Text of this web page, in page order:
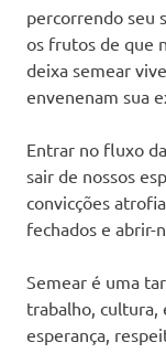
percorrendo seu
os frutos de que
deixa semear
envenenam sua
Entrar no fluxo
sair de nossos
convicções
fechados e abrir-
Semear é uma
trabalho, cultura,
esperança,